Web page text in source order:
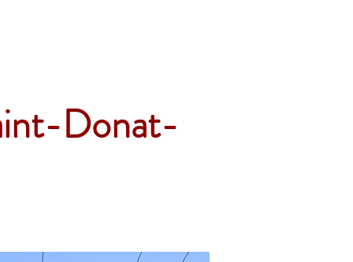
Donat-